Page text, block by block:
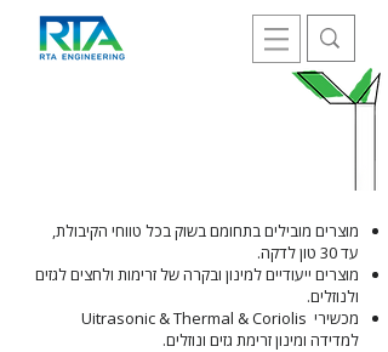
מוצרים מובילים בתחומם בשוק בכל טווחי הקיבולת,
עד 30 טון לדקה.
מוצרים ייעודיים למינון ובקרה של זרימות ולחצים לגזים
ולנוזלים.
מכשירי Uitrasonic & Thermal & Coriolis
למדידה ומינון זרימת גזים ונוזלים.